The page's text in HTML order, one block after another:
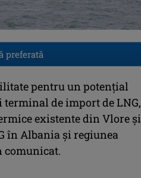
preferată
pentru un potențial
de import de LNG,
existente din Vlore și
în Albania și regiunea
comunicat.